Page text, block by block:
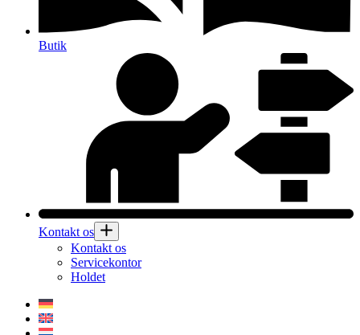
Butik
Kontakt os
Kontakt os
Servicekontor
Holdet